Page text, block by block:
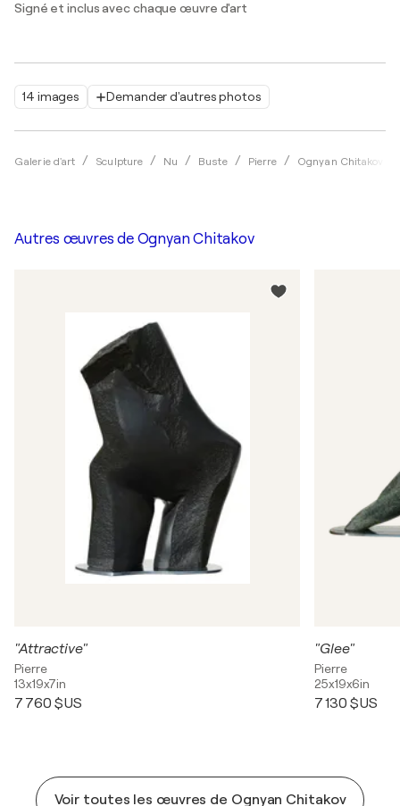
14 images Demander d'autres photos
Galerie d'art Sculpture Nu Buste Pierre Ognyan Chitakov
Signé et inclus avec chaque œuvre d'art
Autres œuvres de Ognyan Chitakov
"Attractive"
Pierre
13x19x7in
7 760 $US
"Glee"
Pierre
25x19x6in
7 130 $US
Voir toutes les œuvres de Ognyan Chitakov